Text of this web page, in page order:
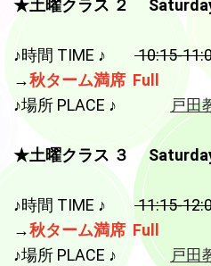
冬タームが12月13日から始まりま
なっておりますので、無料体験の
2021.10.28
2021年11月20日(土)、27日(土)
市沼間2-1-1）にて無料体験会を行
2021年10月31日(日)、「ハロウ
ます！ 場所：Third Place 仲町橋
（先着順） 詳細は「イベント」の
★土曜クラス ２
♪時間 TIME ♪ 10:15-
→秋ターム満席 Full
♪場所 PLACE ♪
戸田
★土曜クラス ３
♪時間 TIME ♪ 11:15-
→秋ターム満席 Full
♪場所 PLACE ♪ 戸田